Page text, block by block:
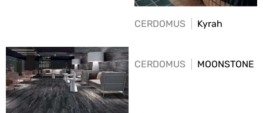
CERDOMUS Kyrah
CERDOMUS MOONSTONE